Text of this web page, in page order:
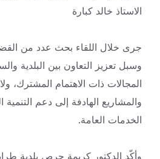
الاستاذ خالد كبارة
جرى خلال اللقاء بحث عدد من
وسبل تعزيز التعاون بين البلدية
المجالات ذات الاهتمام المشترك،
والمشاريع الهادفة إلى دعم
الخدمات العامة.
وأكّد الدكتور كريمة حرص بلدية